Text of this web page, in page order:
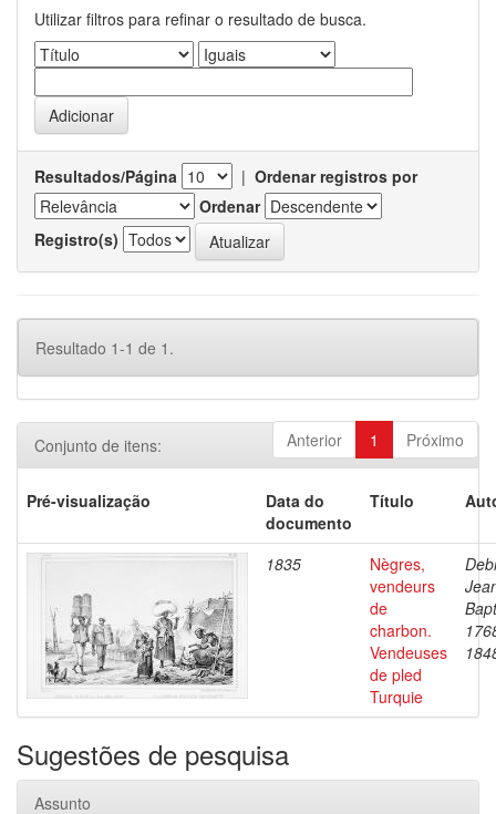
Utilizar filtros para refinar o resultado de busca.
Resultados/Página | Ordenar registros por
Ordenar
Registro(s)
Resultado 1-1 de 1.
Anterior 1 Próximo
Conjunto de itens:
Pré-visualização
Data do
documento
Título
1835
Nègres,
vendeurs
de
charbon.
Vendeuses
de pled
Turquie
Sugestões de pesquisa
Assunto